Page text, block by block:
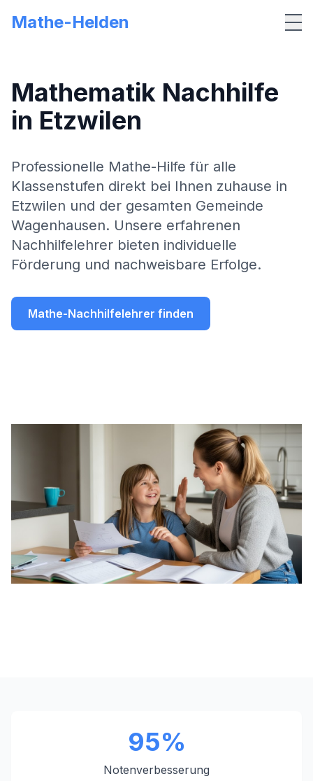
Mathe-Helden
Mathematik Nachhilfe
in Etzwilen
Professionelle Mathe-Hilfe für alle
Klassenstufen direkt bei Ihnen zuhause in
Etzwilen und der gesamten Gemeinde
Wagenhausen. Unsere erfahrenen
Nachhilfelehrer bieten individuelle
Förderung und nachweisbare Erfolge.
Mathe-Nachhilfelehrer finden
95%
Notenverbesserung